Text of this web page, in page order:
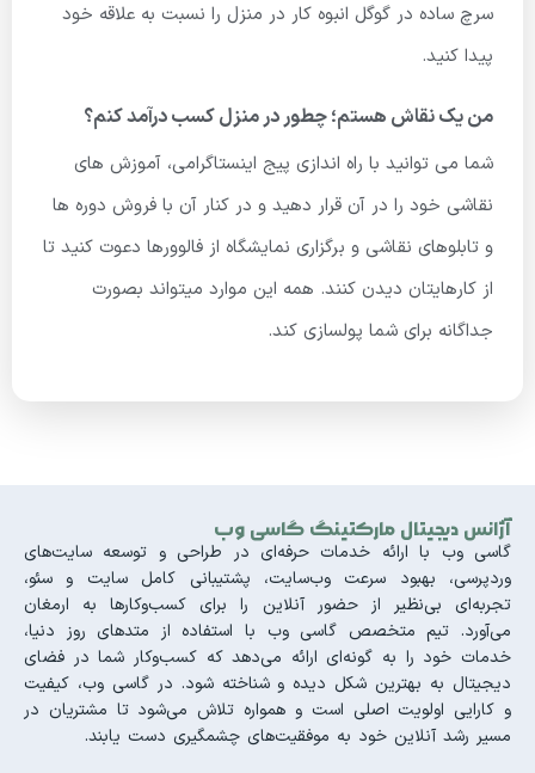
سرچ ساده در گوگل انبوه کار در منزل را نسبت به علاقه خود
پیدا کنید.
من یک نقاش هستم؛ چطور در منزل کسب درآمد کنم؟
شما می توانید با راه اندازی پیج اینستاگرامی، آموزش های
نقاشی خود را در آن قرار دهید و در کنار آن با فروش دوره ها
و تابلوهای نقاشی و برگزاری نمایشگاه از فالوورها دعوت کنید تا
از کارهایتان دیدن کنند. همه این موارد میتواند بصورت
جداگانه برای شما پولسازی کند.
آژانس دیجیتال مارکتینگ گاسی وب
گاسی وب با ارائه خدمات حرفه‌ای در طراحی و توسعه سایت‌های
وردپرسی، بهبود سرعت وب‌سایت، پشتیبانی کامل سایت و سئو،
تجربه‌ای بی‌نظیر از حضور آنلاین را برای کسب‌وکارها به ارمغان
می‌آورد. تیم متخصص گاسی وب با استفاده از متدهای روز دنیا،
خدمات خود را به گونه‌ای ارائه می‌دهد که کسب‌وکار شما در فضای
دیجیتال به بهترین شکل دیده و شناخته شود. در گاسی وب، کیفیت
و کارایی اولویت اصلی است و همواره تلاش می‌شود تا مشتریان در
مسیر رشد آنلاین خود به موفقیت‌های چشمگیری دست یابند.